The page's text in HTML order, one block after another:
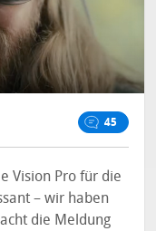
45
Vision Pro für die
– wir haben
die Meldung